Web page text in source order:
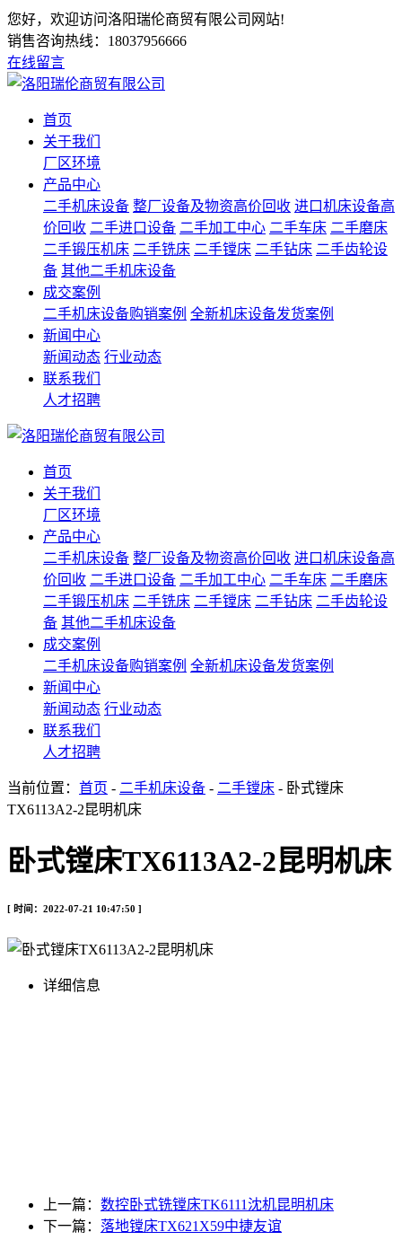
您好，欢迎访问洛阳瑞伦商贸有限公司网站!
销售咨询热线： 18037956666
在线留言
首页
关于我们
厂区环境
产品中心
二手机床设备 整厂设备及物资高价回收 进口机床设备高
价回收 二手进口设备 二手加工中心 二手车床 二手磨床
二手锻压机床 二手铣床 二手镗床 二手钻床 二手齿轮设
备 其他二手机床设备
成交案例
二手机床设备购销案例 全新机床设备发货案例
新闻中心
新闻动态 行业动态
联系我们
人才招聘
首页
关于我们
厂区环境
产品中心
二手机床设备 整厂设备及物资高价回收 进口机床设备高
价回收 二手进口设备 二手加工中心 二手车床 二手磨床
二手锻压机床 二手铣床 二手镗床 二手钻床 二手齿轮设
备 其他二手机床设备
成交案例
二手机床设备购销案例 全新机床设备发货案例
新闻中心
新闻动态 行业动态
联系我们
人才招聘
当前位置： 首页 - 二手机床设备 - 二手镗床 - 卧式镗床
TX6113A2-2昆明机床
卧式镗床TX6113A2-2昆明机床
[ 时间：2022-07-21 10:47:50 ]
详细信息
上一篇： 数控卧式铣镗床TK6111沈机昆明机床
下一篇： 落地镗床TX621X59中捷友谊